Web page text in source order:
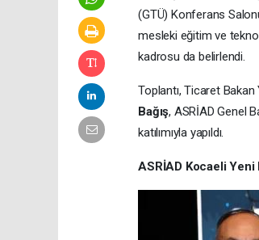
(GTÜ) Konferans
mesleki eğitim ve
kadrosu da belirlendi.
Toplantı, Ticaret Bakan
Bağış, ASRİAD Genel
katılımıyla yapıldı.
ASRİAD Kocaeli Yeni